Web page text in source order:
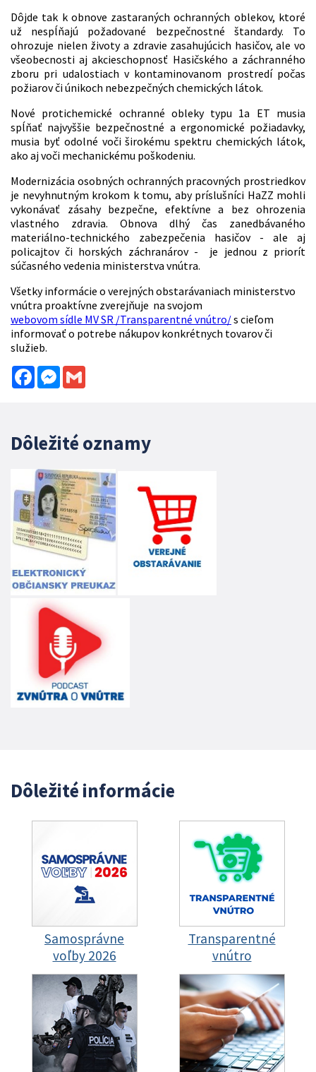
Dôjde tak k obnove zastaraných ochranných oblekov, ktoré
už nespĺňajú požadované bezpečnostné štandardy. To
ohrozuje nielen životy a zdravie zasahujúcich hasičov, ale vo
všeobecnosti aj akcieschopnosť Hasičského a záchranného
zboru pri udalostiach v kontaminovanom prostredí počas
požiarov či únikoch nebezpečných chemických látok.
Nové protichemické ochranné obleky typu 1a ET musia
spĺňať najvyššie bezpečnostné a ergonomické požiadavky,
musia byť odolné voči širokému spektru chemických látok,
ako aj voči mechanickému poškodeniu.
Modernizácia osobných ochranných pracovných prostriedkov
je nevyhnutným krokom k tomu, aby príslušníci HaZZ mohli
vykonávať zásahy bezpečne, efektívne a bez ohrozenia
vlastného zdravia. Obnova dlhý čas zanedbávaného
materiálno-technického zabezpečenia hasičov - ale aj
policajtov či horských záchranárov - je jednou z priorít
súčasného vedenia ministerstva vnútra.
Všetky informácie o verejných obstarávaniach ministerstvo
vnútra proaktívne zverejňuje na svojom
webovom sídle MV SR /Transparentné vnútro/s cieľom
informovať o potrebe nákupov konkrétnych tovarov či
služieb.
FacebookMessenger
Dôležité oznamy
Dôležité informácie
Samosprávne
voľby 2026
Transparentné
vnútro